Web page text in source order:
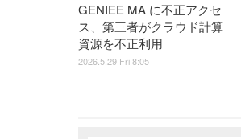
GENIEE MA に不正アクセ
ス、第三者がクラウド計算
資源を不正利用
2026.5.29 Fri 8:05